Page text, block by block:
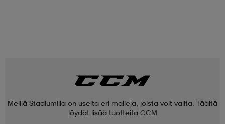
Meillä Stadiumilla on useita eri malleja, joista voit valita. Täältä
löydät lisää tuotteita CCM